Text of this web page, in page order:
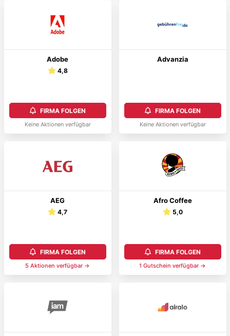
Adobe
4,8
FIRMA FOLGEN
Keine Aktionen verfügbar
Advanzia
FIRMA FOLGEN
Keine Aktionen verfügbar
AEG
4,7
FIRMA FOLGEN
5 Aktionen verfügbar →
Afro Coffee
5,0
FIRMA FOLGEN
1 Gutschein verfügbar →